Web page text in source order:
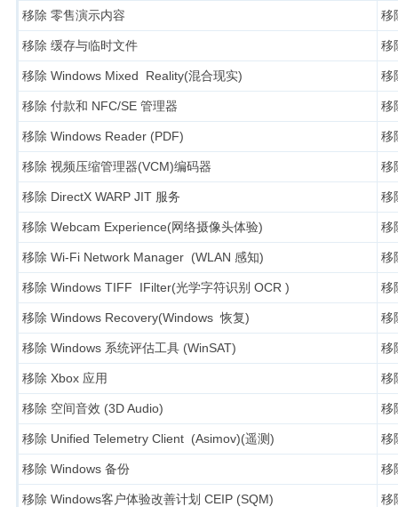
移除 零售演示内容 移
移除 缓存与临时文件 移
移除 Windows Mixed Reality(混合现实) 移
移除 付款和 NFC/SE 管理器 移
移除 Windows Reader (PDF) 移
移除 视频压缩管理器(VCM)编码器 移
移除 DirectX WARP JIT 服务 移
移除 Webcam Experience(网络摄像头体验) 移
移除 Wi-Fi Network Manager (WLAN 感知) 移
移除 Windows TIFF IFilter(光学字符识别 OCR ) 移
移除 Windows Recovery(Windows 恢复) 移
移除 Windows 系统评估工具 (WinSAT) 移
移除 Xbox 应用 移
移除 空间音效 (3D Audio) 移
移除 Unified Telemetry Client (Asimov)(遥测) 移
移除 Windows 备份 移
移除 Windows客户体验改善计划 CEIP (SQM) 移